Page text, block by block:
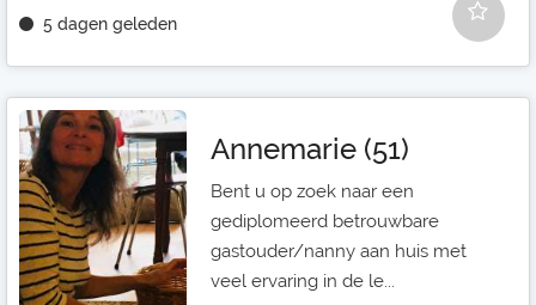
5 dagen geleden
Annemarie (51)
Bent u op zoek naar een
gediplomeerd betrouwbare
gastouder/nanny aan huis met
veel ervaring in de le...